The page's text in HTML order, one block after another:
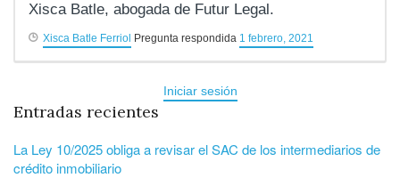
Xisca Batle, abogada de Futur Legal.
Xisca Batle Ferriol Pregunta respondida 1 febrero, 2021
Iniciar sesión
Entradas recientes
La Ley 10/2025 obliga a revisar el SAC de los intermediarios de
crédito inmobiliario